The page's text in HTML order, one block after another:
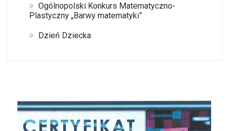
Ogólnopolski Konkurs Matematyczno-
Plastyczny „Barwy matematyki”
Dzień Dziecka